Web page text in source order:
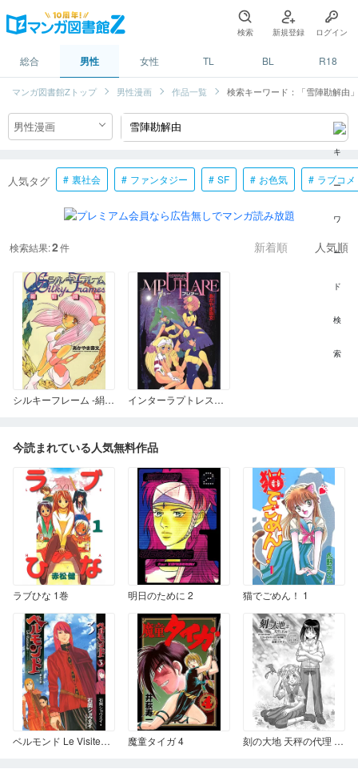
検索 新規登録 ログイン
総合 男性 女性 TL BL R18
マンガ図書館Zトップ 男性漫画 作品一覧 検索キーワード：「雪陣勘解由」
人気タグ 裏社会 ファンタジー SF お色気 ラブコメ
検索結果:2件 新着順 人気順
シルキーフレーム -絹肌機械- インターラプトレスキュー MPU-FLARE
今読まれている人気無料作品
ラブひな 1巻 明日のために 2 猫でごめん！ 1
ベルモンド Le VisiteuR ～旅立つ男～ 魔童タイガ 4 刻の大地 天秤の代理 第2巻 18話 番外編 エストのドキドキ♡大作戦